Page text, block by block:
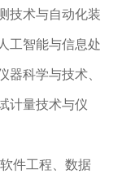
技术与自动化装
工智能与信息处
器科学与技术、
计量技术与仪
件工程、数据